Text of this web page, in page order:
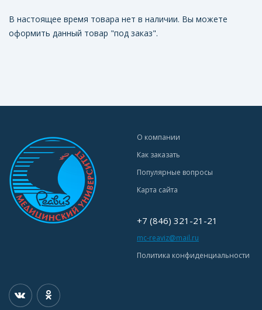
В настоящее время товара нет в наличии. Вы можете
оформить данный товар "под заказ".
О компании
Как заказать
Популярные вопросы
Карта сайта
+7 (846) 321-21-21
mc-reaviz@mail.ru
Политика конфиденциальности